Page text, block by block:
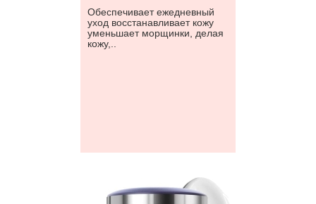
Обеспечивает ежедневный
уход восстанавливает кожу
уменьшает морщинки, делая
кожу,..